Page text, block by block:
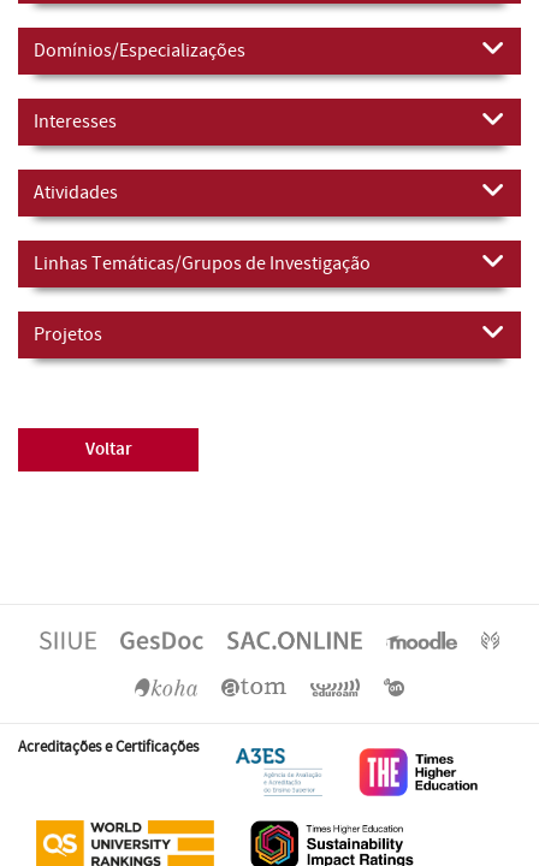
Domínios/Especializações
Interesses
Atividades
Linhas Temáticas/Grupos de Investigação
Projetos
Voltar
Acreditações e Certificações